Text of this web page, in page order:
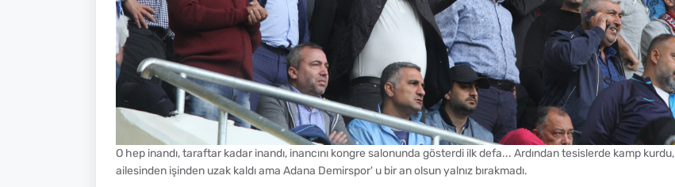
O hep inandı, taraftar kadar inandı, inancını kongre salonunda gösterdi ilk defa... Ardından tesislerde kamp kurdu,
ailesinden işinden uzak kaldı ama Adana Demirspor' u bir an olsun yalnız bırakmadı.